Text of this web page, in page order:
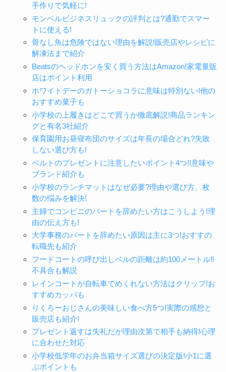
手作りで気軽に!
モンベルビジネスリュックの評判とは?通勤でスマー
トに使える!
骨なし魚は危険ではない理由を解説!販売店やレシピに
解凍法まで紹介
Beatsのヘッドホンを安く買う方法はAmazon!家電量販
店はポイント利用
ホワイトデーのガトーショコラに意味は特別ない!他の
おすすめ菓子も
小学校の上履きはどこで買うか徹底解説!商品ランキン
グと有名3社紹介
保育園用お昼寝布団のサイズは年長の場合どれ?失敗
しない選び方も!
ベルトのプレゼントに注意したいポイント4つ!!意味や
ブランド紹介も
小学校のランチマットはなぜ必要?理由や選び方、枚
数の悩みを解決!
主婦でコンビニのパートを辞めたい方はこうしよう!理
由の伝え方も!
大学事務のパートを辞めたい原因は主に3つ!おすすの
転職先も紹介
フードコートの呼び出しベルの距離は約100メートル‼︎
不具合も解説
レインコートが自転車でめくれない方法はクリップ!お
すすめカッパも
りくろーおじさんの美味しい食べ方5つ!実際の感想と
販売店も紹介!
プレゼント返すは失礼だが理由次第で相手も納得!心理
に合わせた対応
小学校低学年のお弁当箱サイズ選びの決定版!小1に選
ぶポイントも